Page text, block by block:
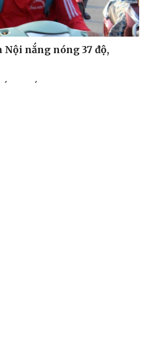
Nội nắng nóng 37 độ,